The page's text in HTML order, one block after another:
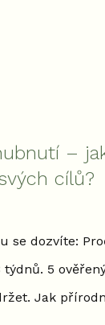
–
cílů?
se dozvíte:
5
Jak